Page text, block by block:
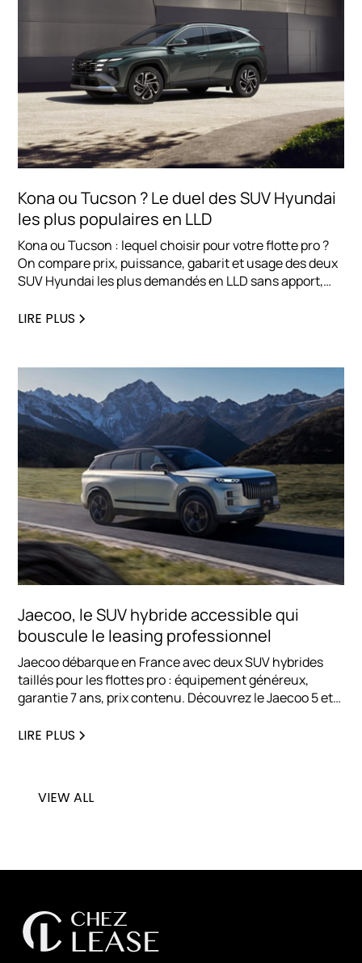
Kona ou Tucson ? Le duel des SUV Hyundai
les plus populaires en LLD
Kona ou Tucson : lequel choisir pour votre flotte pro ?
On compare prix, puissance, gabarit et usage des deux
SUV Hyundai les plus demandés en LLD sans apport,
LIRE PLUS
Jaecoo, le SUV hybride accessible qui
bouscule le leasing professionnel
Jaecoo débarque en France avec deux SUV hybrides
taillés pour les flottes pro : équipement généreux,
garantie 7 ans, prix contenu. Découvrez le Jaecoo 5 et
entreprises en LLD.
LIRE PLUS
VIEW ALL